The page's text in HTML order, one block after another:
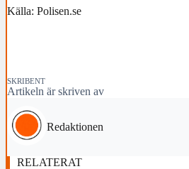
Källa: Polisen.se
SKRIBENT
Artikeln är skriven av
Redaktionen
RELATERAT